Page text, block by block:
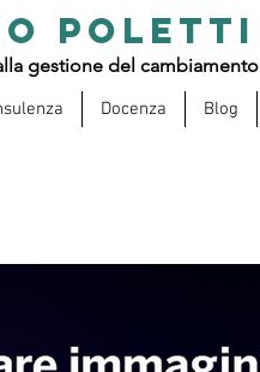
POLETTI
gestione del cambiamento
Docenza Blog